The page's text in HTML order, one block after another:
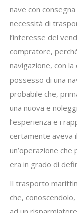
nave con
necessità di
l’interesse del
compratore,
navigazione, con
possesso di una
probabile che,
una nuova e
l’esperienza e i
certamente aveva
un’operazione
era in grado di
Il trasporto
che,